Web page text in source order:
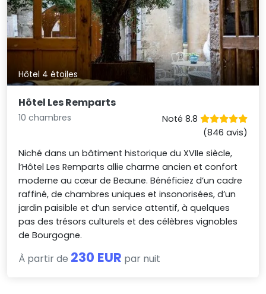
Hôtel 4 étoiles
Hôtel Les Remparts
10 chambres
Noté 8.8
(846 avis)
Niché dans un bâtiment historique du XVIIe siècle,
l’Hôtel Les Remparts allie charme ancien et confort
moderne au cœur de Beaune. Bénéficiez d’un cadre
raffiné, de chambres uniques et insonorisées, d’un
jardin paisible et d’un service attentif, à quelques
pas des trésors culturels et des célèbres vignobles
de Bourgogne.
À partir de 230 EUR par nuit